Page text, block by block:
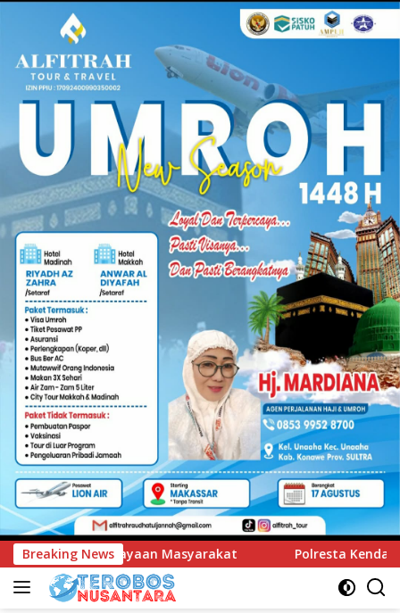
Breaking NewsPolresta Kendari Ungkap Kasus Curnik, Lima